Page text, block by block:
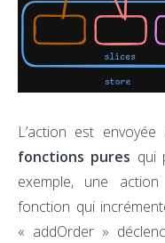
L’action est
fonctions pures qui
exemple, une
fonction qui
« addOrder »